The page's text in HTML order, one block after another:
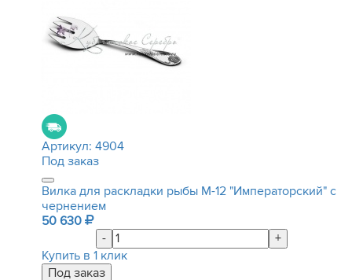
Артикул: 4904
Под заказ
Вилка для раскладки рыбы М-12 "Императорский" с
чернением
50 630
-
+
Купить в 1 клик